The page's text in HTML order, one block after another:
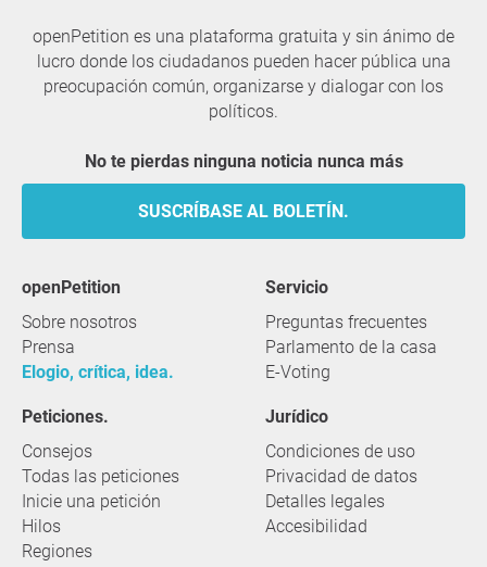
openPetition es una plataforma gratuita y sin ánimo de
lucro donde los ciudadanos pueden hacer pública una
preocupación común, organizarse y dialogar con los
políticos.
No te pierdas ninguna noticia nunca más
SUSCRÍBASE AL BOLETÍN.
openPetition
Sobre nosotros
Prensa
Elogio, crítica, idea.
servicio
Preguntas frecuentes
Parlamento de la casa
E-Voting
Peticiones.
Consejos
Todas las peticiones
Inicie una petición
Hilos
Regiones
Jurídico
Condiciones de uso
Privacidad de datos
Detalles legales
Accesibilidad